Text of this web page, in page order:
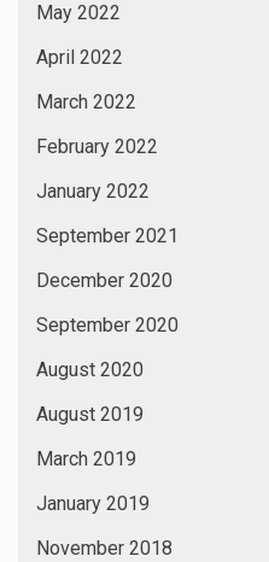
May 2022
April 2022
March 2022
February 2022
January 2022
September 2021
December 2020
September 2020
August 2020
August 2019
March 2019
January 2019
November 2018